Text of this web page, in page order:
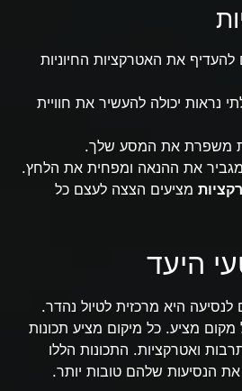
להעדיף את האטרקציות החיוניות
נראות יכולה להעשיר את חוויית
משפרת את המסע שלך.
מגביר את ההנאה ומפחית את הלחץ.
מציעים הצצה לעצם כל
היעד
לנסיעה היא מרכזית לטיול נהדר.
מציע. כל מיקום מציע תכונות
ואטרקציות. התכונות הללו
את הנסיעות שלהם טובות יותר.